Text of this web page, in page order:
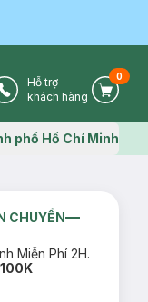
IconPhone Icon
Hỗ trợ
khách hàng
Cart
0
icon
phố Hồ Chí Minh
CHUYỂN
Miễn Phí 2H.